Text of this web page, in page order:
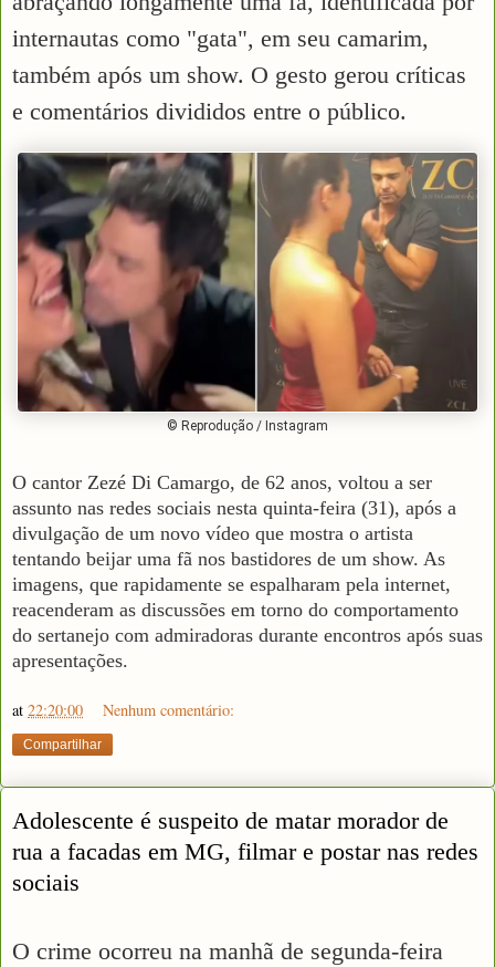
internautas como "gata", em seu camarim,
também após um show. O gesto gerou críticas
e comentários divididos entre o público.
© Reprodução / Instagram
O cantor Zezé Di Camargo, de 62 anos, voltou a ser
assunto nas redes sociais nesta quinta-feira (31), após a
divulgação de um novo vídeo que mostra o artista
tentando beijar uma fã nos bastidores de um show. As
imagens, que rapidamente se espalharam pela internet,
reacenderam as discussões em torno do comportamento
do sertanejo com admiradoras durante encontros após suas
apresentações.
at 22:20:00 Nenhum comentário:
Compartilhar
Adolescente é suspeito de matar morador de
rua a facadas em MG, filmar e postar nas redes
sociais
O crime ocorreu na manhã de segunda-feira